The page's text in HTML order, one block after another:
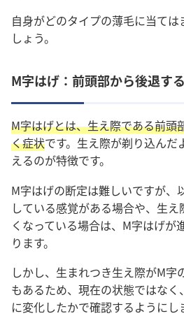
自身がどのタイプの薄毛に当て
しょう。
M字はげ：前頭部から後退する
M字はげとは、生え際である前頭
く症状です。生え際が剃り込んだ
えるのが特徴です。
M字はげの断定は難しいですが、
している感覚がある場合や、生
くなっている場合は、M字はげが
ります。
しかし、生まれつき生え際がM字
もあるため、現在の状態ではなく
に変化したかで確認するようにし